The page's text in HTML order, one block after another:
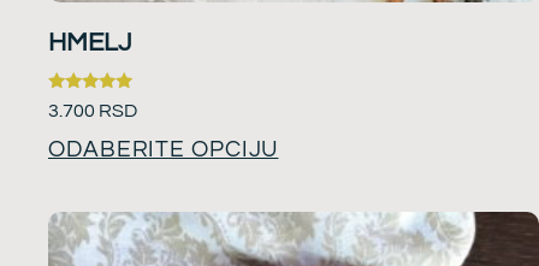
HMELJ
Ocenjeno
sa
od 5
3.700 RSD
ODABERITE OPCIJU